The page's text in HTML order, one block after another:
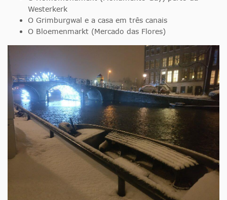
Westerkerk
O Grimburgwal e a casa em três canais
O Bloemenmarkt (Mercado das Flores)